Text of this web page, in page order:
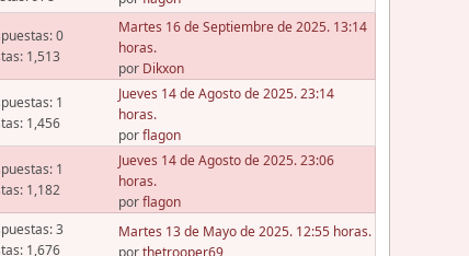
0
1,513
Martes 16 de Septiembre de 2025. 13:14
horas.
por Dikxon
1
1,456
Jueves 14 de Agosto de 2025. 23:14
horas.
porflagon
1
1,182
Jueves 14 de Agosto de 2025. 23:06
horas.
porflagon
3
1,676
Martes 13 de Mayo de 2025. 12:55 horas.
porthetrooper69